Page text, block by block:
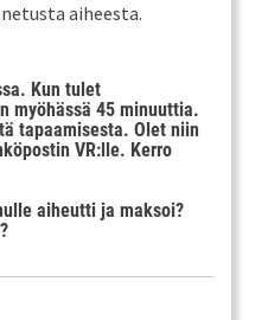
aiheesta.
Kun tulet
myöhässä 45 minuuttia.
tapaamisesta. Olet niin
VR:lle. Kerro
aiheutti ja maksoi?